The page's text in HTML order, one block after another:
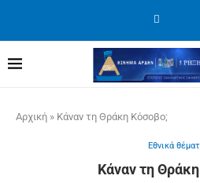
Αρχική » Κάναν τη Θράκη Κόσοβο;
Εθνικά
Κάναν τη